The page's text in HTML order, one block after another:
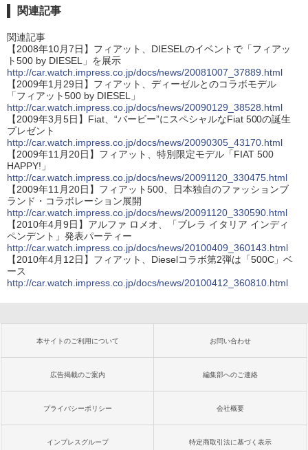
関連記事
関連記事
【2008年10月7日】フィアット、DIESELのイベントで「フィアッ
ト500 by DIESEL」を展示
http://car.watch.impress.co.jp/docs/news/20081007_37889.html
【2009年1月29日】フィアット、ディーゼルとのコラボモデル
「フィアット500 by DIESEL」
http://car.watch.impress.co.jp/docs/news/20090129_38528.html
【2009年3月5日】Fiat、“バービー”にスペシャルなFiat 500の誕生
プレゼント
http://car.watch.impress.co.jp/docs/news/20090305_43170.html
【2009年11月20日】フィアット、特別限定モデル「FIAT 500
HAPPY!」
http://car.watch.impress.co.jp/docs/news/20091120_330475.html
【2009年11月20日】フィアット500、日本独自のファッションブ
ランド・コラボレーション展開
http://car.watch.impress.co.jp/docs/news/20091120_330590.html
【2010年4月9日】アルファ ロメオ、「ブレラ イタリア インディ
ペンデント」発表パーティー
http://car.watch.impress.co.jp/docs/news/20100409_360143.html
【2010年4月12日】フィアット、Dieselコラボ第2弾は「500C」ベ
ース
http://car.watch.impress.co.jp/docs/news/20100412_360810.html
本サイトのご利用について お問い合わせ
広告掲載のご案内 編集部へのご連絡
プライバシーポリシー 会社概要
インプレスグループ 特定商取引法に基づく表示